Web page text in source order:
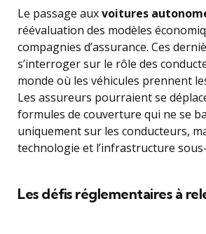
Le passage auxvoitures
réévaluation des modèles
compagnies d’assurance. Ces
s’interroger sur le rôle des
monde où les véhicules prennent
Les assureurs pourraient se
formules de couverture qui ne se
uniquement sur les conducteurs,
technologie et l’infrastructure
Les défis réglementaires à